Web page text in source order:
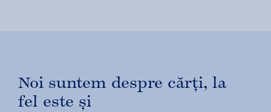
Noi suntem despre cărți, la
fel este și